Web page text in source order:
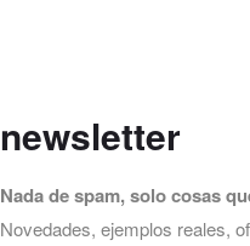
newsletter
Nada de spam, solo cosas
Novedades, ejemplos reales,